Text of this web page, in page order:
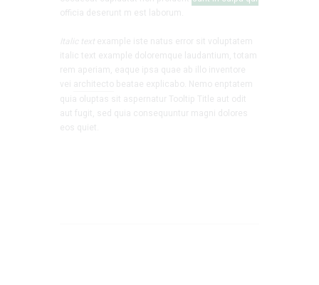
officia deserunt m est laborum.
Italic text example iste natus error sit voluptatem
italic text example doloremque laudantium, totam
rem aperiam, eaque ipsa quae ab illo inventore
vei
architecto
beatae explicabo. Nemo enptatem
quia oluptas sit aspernatur Tooltip Title aut odit
aut fugit, sed quia consequuntur magni dolores
eos quiet.